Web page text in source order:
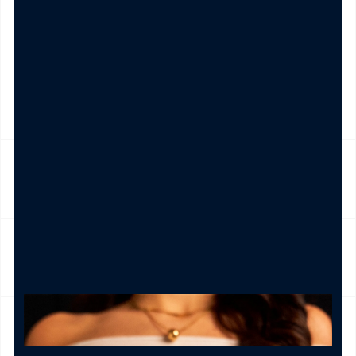
Domenica e festivi) La spedizione ha un costo di 5€ in tutta
CURA DEL PRODOTTO